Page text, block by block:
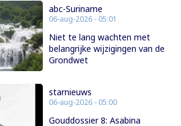
abc-Suriname
06-aug-2026 - 05:01
Niet te lang wachten met
belangrijke wijzigingen van de
Grondwet
starnieuws
06-aug-2026 - 05:00
Gouddossier 8: Asabina